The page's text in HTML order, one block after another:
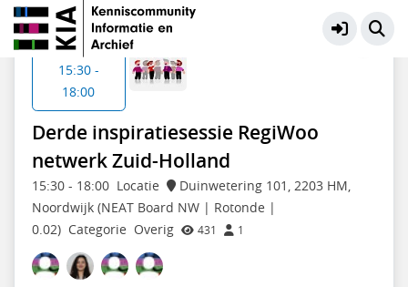
RegiWoo netwerk Zuid-Holland
Derde inspiratiesessie RegiWoo
netwerk Zuid-Holland
15:30- 18:00 Locatie
Duinwetering 101, 2203 HM,
Noordwijk (NEAT Board NW | Rotonde |
0.02) Categorie Overig 431 1
Do 19 feb
15:30 -
18:00